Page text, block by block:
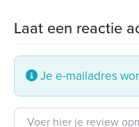
Laat een reactie
Je e-mailadres
Beoordeling tekst